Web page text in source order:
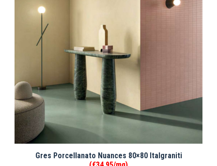
Gres Porcellanato Nuances 80×80 Italgraniti